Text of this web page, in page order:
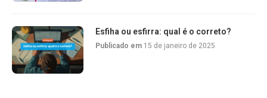
Esfiha ou esfirra: qual é o correto?
Publicado em 15 de janeiro de 2025